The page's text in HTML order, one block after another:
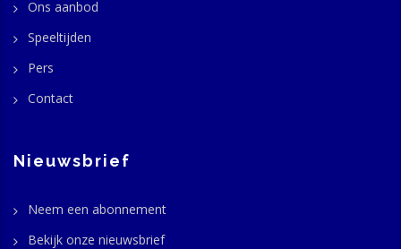
Ons aanbod
Speeltijden
Pers
Contact
Nieuwsbrief
Neem een abonnement
Bekijk onze nieuwsbrief